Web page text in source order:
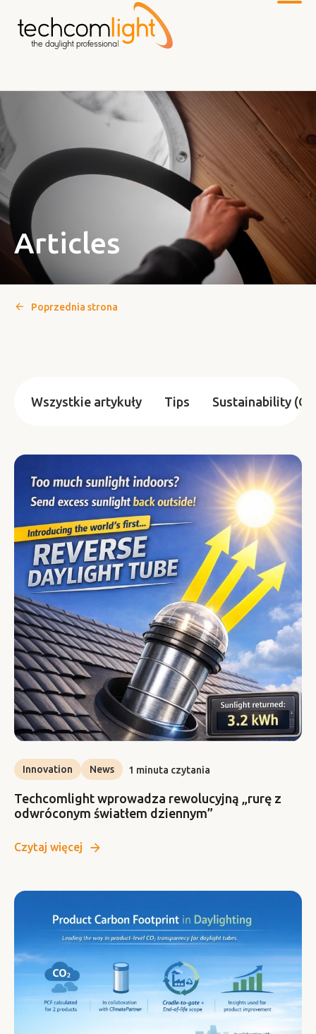
Articles
Poprzednia strona
Wszystkie artykuły Tips Sustainability
Innovation News 1 minuta czytania
Techcomlight wprowadza rewolucyjną „rurę z
odwróconym światłem dziennym”
Czytaj więcej